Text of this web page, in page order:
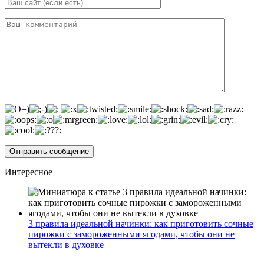
Интересное
3 правила идеальной начинки: как приготовить сочные
пирожки с замороженными ягодами, чтобы они не
вытекли в духовке